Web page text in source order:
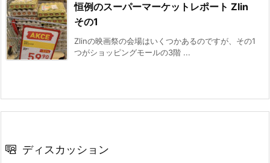
恒例のスーパーマーケットレポート Zlin
その1
Zlinの映画祭の会場はいくつかあるのですが、その1
つがショッピングモールの3階 ...
ディスカッション